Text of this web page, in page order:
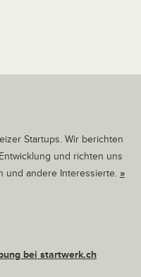
Startups. Wir berichten
und richten uns
und andere Interessierte. »
bei startwerk.ch